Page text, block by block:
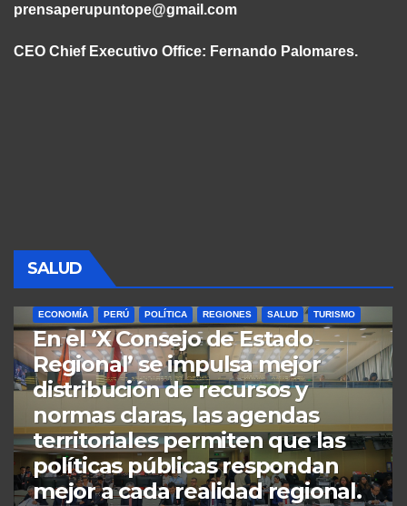
prensaperupuntope@gmail.com
CEO Chief Executivo Office: Fernando Palomares.
SALUD
PERÚ POLÍTICA REGIONES SALUD
¡Gestión con Honradez¡ “obras y
transparencia hasta el 28 de
julio indicó presidente Balcázar
durante supervisión del ‘Nuevo
Hospital Antonio Lorena’ de
alta tecnología para el sur del
Perú”.​